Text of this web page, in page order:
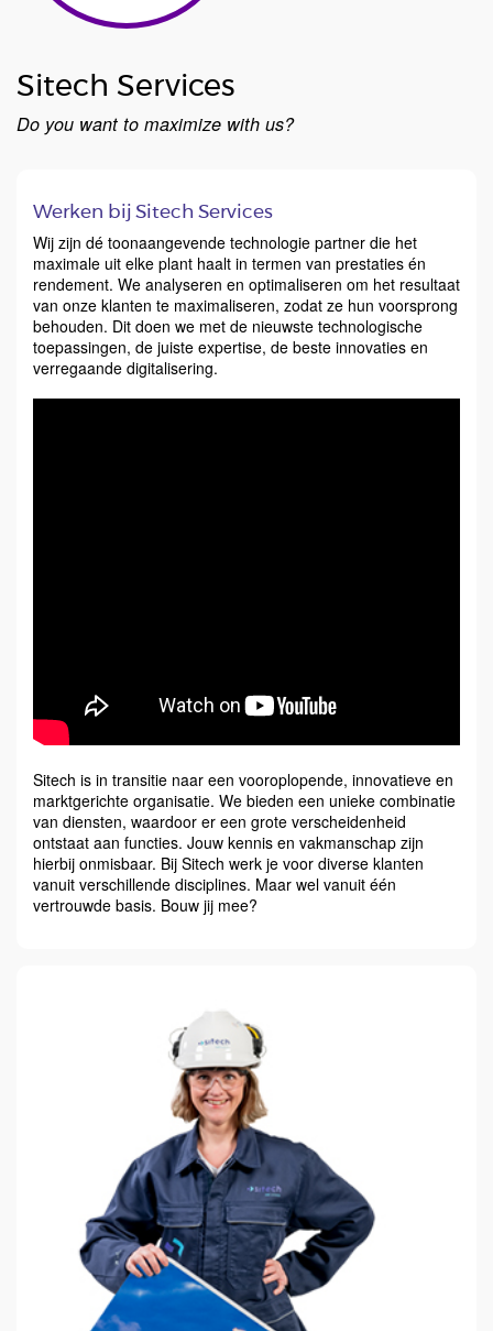
Sitech Services
Do you want to maximize with us?
Werken bij Sitech Services
Wij zijn dé toonaangevende technologie partner die het
maximale uit elke plant haalt in termen van prestaties én
rendement. We analyseren en optimaliseren om het resultaat
van onze klanten te maximaliseren, zodat ze hun voorsprong
behouden. Dit doen we met de nieuwste technologische
toepassingen, de juiste expertise, de beste innovaties en
verregaande digitalisering.
Sitech is in transitie naar een vooroplopende, innovatieve en
marktgerichte organisatie. We bieden een unieke combinatie
van diensten, waardoor er een grote verscheidenheid
ontstaat aan functies. Jouw kennis en vakmanschap zijn
hierbij onmisbaar. Bij Sitech werk je voor diverse klanten
vanuit verschillende disciplines. Maar wel vanuit één
vertrouwde basis. Bouw jij mee?